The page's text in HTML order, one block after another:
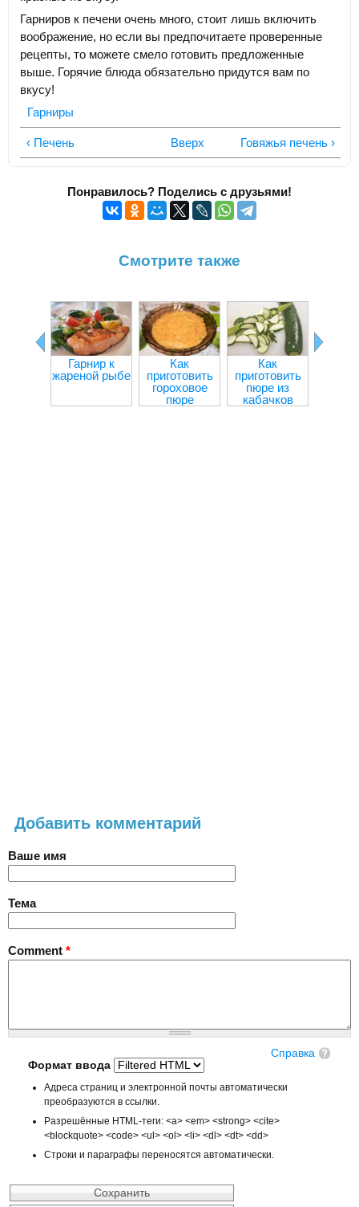
Гарниров к печени очень много, стоит лишь включить
воображение, но если вы предпочитаете проверенные
рецепты, то можете смело готовить предложенные
выше. Горячие блюда обязательно придутся вам по
вкусу!
Гарниры
‹ Печень Вверх Говяжья печень ›
Понравилось? Поделись с друзьями!
Смотрите также
Гарнир к
жареной рыбе
Как
приготовить
гороховое
пюре
Как
приготовить
пюре из
кабачков
Добавить комментарий
Ваше имя
Тема
Comment *
Справка
Формат ввода
Адреса страниц и электронной почты автоматически
преобразуются в ссылки.
Разрешённые HTML-теги: <a> <em> <strong> <cite>
<blockquote> <code> <ul> <ol> <li> <dl> <dt> <dd>
Строки и параграфы переносятся автоматически.